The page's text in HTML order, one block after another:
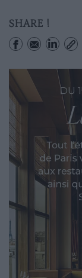
SHARE !